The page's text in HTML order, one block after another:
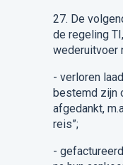
27. De
de regeling
wederuitvoer
- verloren
bestemd zijn
afgedankt,
reis”;
-